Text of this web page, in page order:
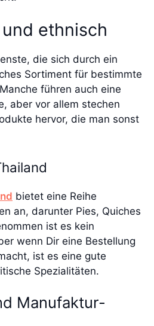
ethnisch
die sich durch ein
Sortiment für bestimmte
führen auch eine
aber vor allem stechen
hervor, die man sonst
bietet eine Reihe
an, darunter Pies, Quiches
ist es kein
wenn Dir eine Bestellung
ist es eine gute
Spezialitäten.
Manufaktur-